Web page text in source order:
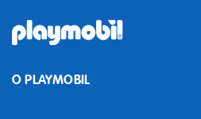
O PLAYMOBIL